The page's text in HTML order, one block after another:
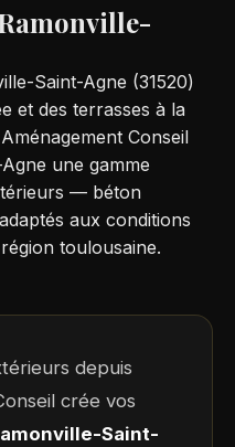
Saint-Agne (31520)
et des terrasses à la
Conseil
une gamme
— béton
aux conditions
toulousaine.
depuis
crée vos
Saint-